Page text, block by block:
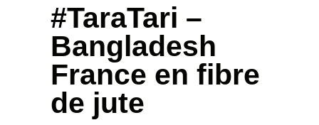
#TaraTari –
Bangladesh
France en fibre
de jute